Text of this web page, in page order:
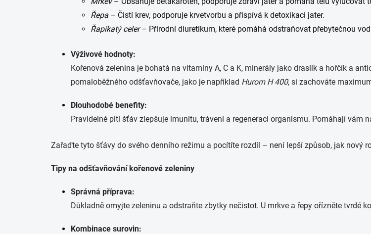
Řepa – Čistí krev, podporuje krvetvorbu a přispívá k detoxikaci jater.
Řapíkatý celer– Přírodní diuretikum, které pomáhá odstraňovat přebytečnou
Výživové hodnoty:
Kořenová zelenina je bohatá na vitamíny A, C a K, minerály jako draslík a hořčík a
pomaloběžného odšťavňovače, jako je například Hurom H 400, si zachováte
Dlouhodobé benefity:
Pravidelné pití šťáv zlepšuje imunitu, trávení a regeneraci organismu. Pomáhají vám
Zařaďte tyto šťávy do svého denního režimu a pocítíte rozdíl – není lepší způsob, jak nový
Tipy na odšťavňování kořenové zeleniny
Správná příprava:
Důkladně omyjte zeleninu a odstraňte zbytky nečistot. U mrkve a řepy ořízněte tvrdé
Kombinace surovin: